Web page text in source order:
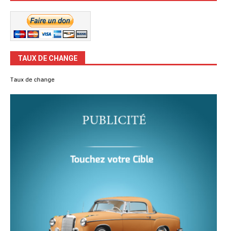
TAUX DE CHANGE
Taux de change